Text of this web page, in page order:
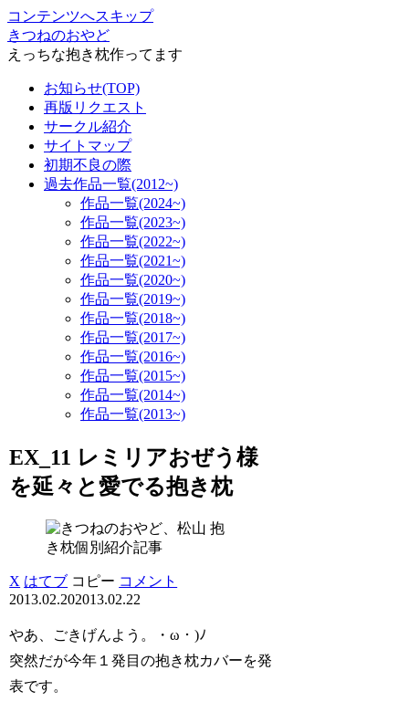
コンテンツへスキップ
きつねのおやど
えっちな抱き枕作ってます
お知らせ(TOP)
再版リクエスト
サークル紹介
サイトマップ
初期不良の際
過去作品一覧(2012~)
作品一覧(2024~)
作品一覧(2023~)
作品一覧(2022~)
作品一覧(2021~)
作品一覧(2020~)
作品一覧(2019~)
作品一覧(2018~)
作品一覧(2017~)
作品一覧(2016~)
作品一覧(2015~)
作品一覧(2014~)
作品一覧(2013~)
EX_11 レミリアおぜう様
を延々と愛でる抱き枕
抱
き枕個別紹介記事
X はてブ コピー コメント
2013.02.202013.02.22
やあ、ごきげんよう。・ω・)ﾉ
突然だが今年１発目の抱き枕カバーを発
表です。